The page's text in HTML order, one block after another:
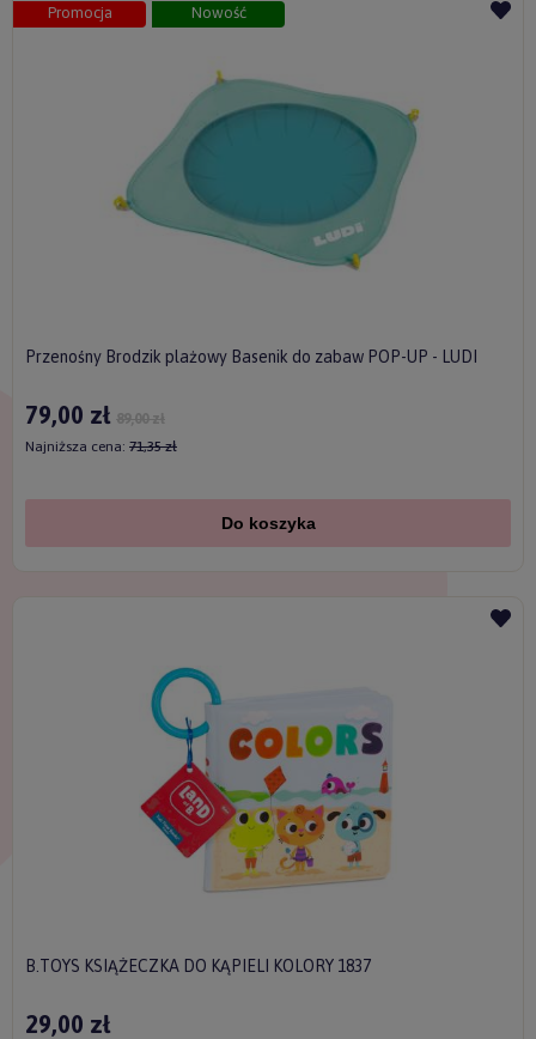
Przenośny Brodzik plażowy Basenik do zabaw POP-UP - LUDI
79,00 zł 89,00 zł
Najniższa cena: 71,35 zł
Do koszyka
Promocja Nowość
B.TOYS KSIĄŻECZKA DO KĄPIELI KOLORY 1837
29,00 zł